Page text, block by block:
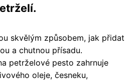
skvělým způsobem, jak přidat
a chutnou přísadu.
petrželové pesto zahrnuje
oleje, česneku,